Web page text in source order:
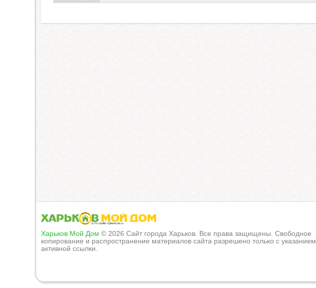
Харьков Мой Дом © 2026 Сайт города Харьков. Все права защищены. Свободное
копирование и распространение материалов сайта разрешено только с указанием
активной ссылки.